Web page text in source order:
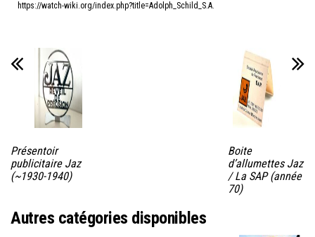
https://watch-wiki.org/index.php?title=Adolph_Schild_S.A.
Présentoir
publicitaire Jaz
(~1930-1940)
Boite
d’allumettes Jaz
/ La SAP (année
70)
Autres catégories disponibles